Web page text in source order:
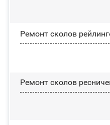
Ремонт сколов
Ремонт сколов